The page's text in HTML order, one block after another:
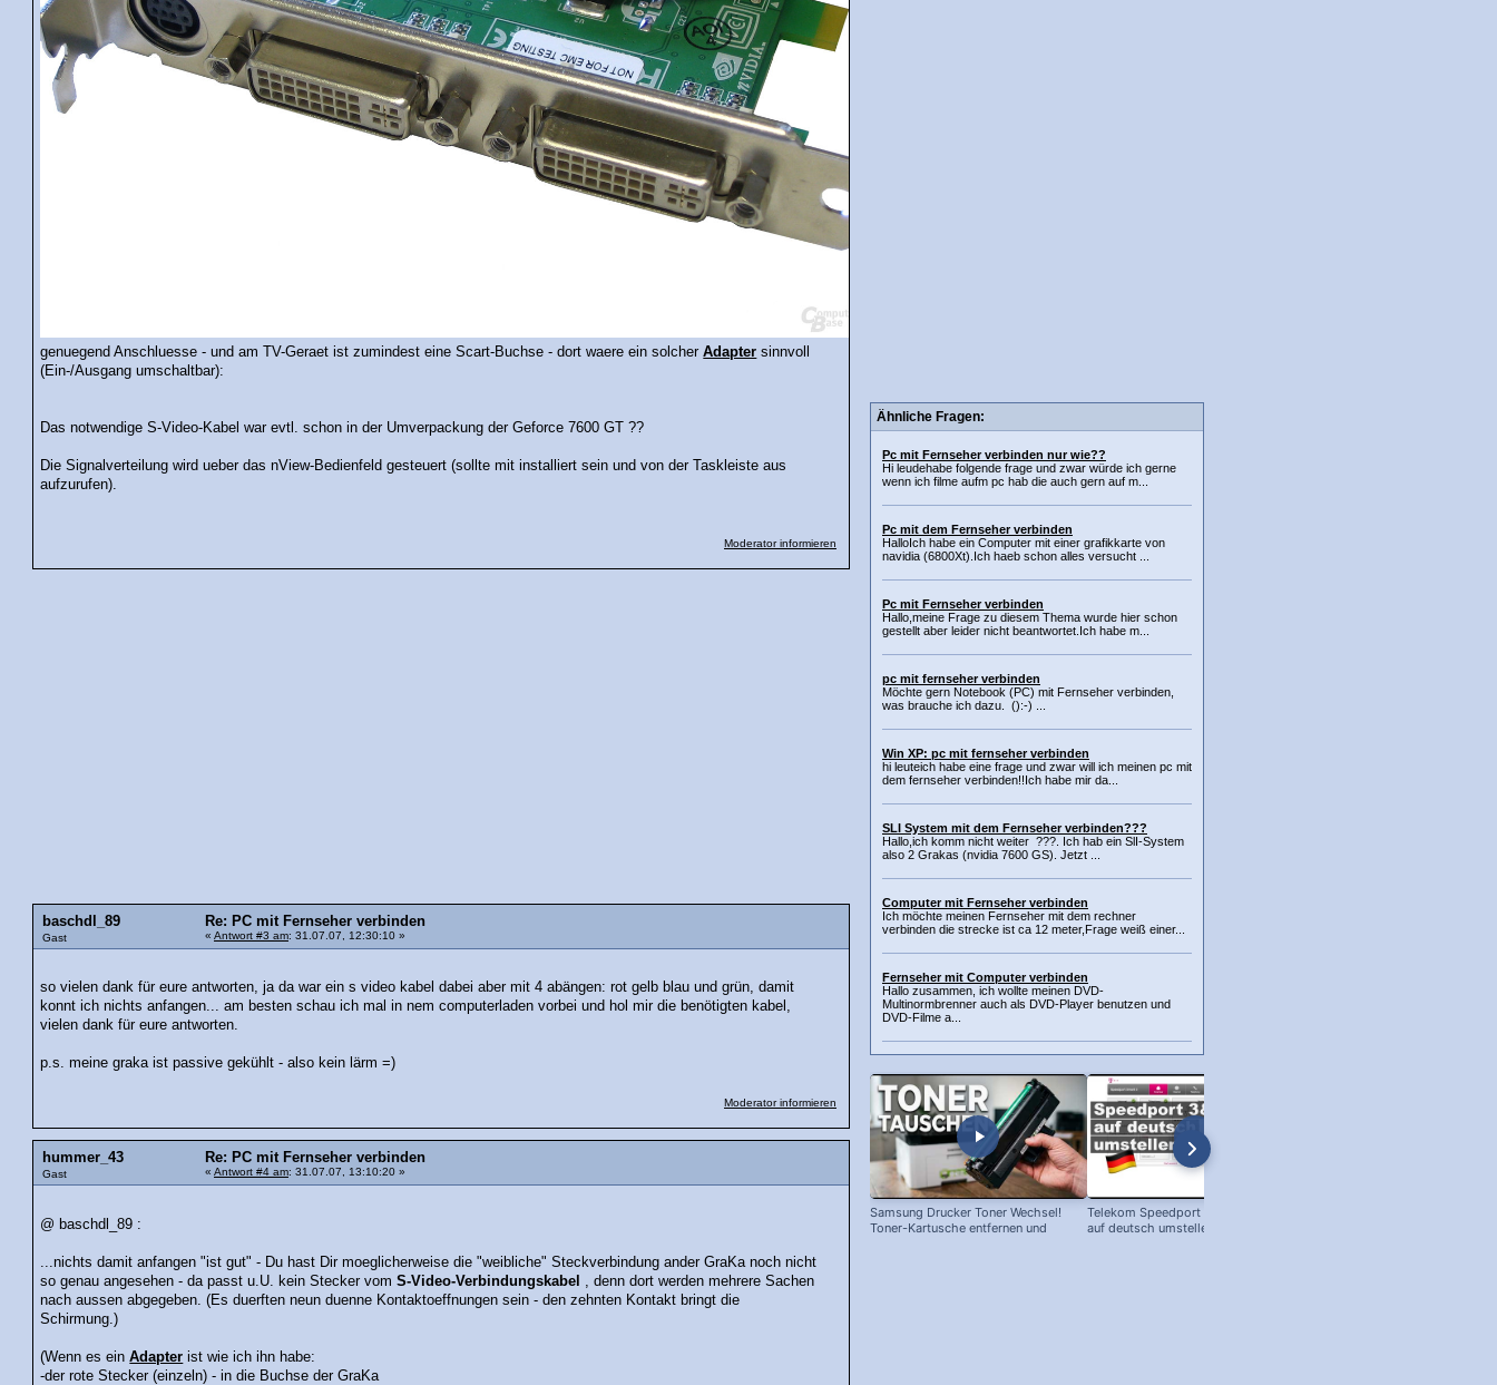
genuegend Anschluesse - und am TV-Geraet ist zumindest eine Scart-Buchse - dort waere ein solcherAdapter sinnvoll
(Ein-/Ausgang umschaltbar):
Das notwendige S-Video-Kabel war evtl. schon in der Umverpackung der Geforce 7600 GT ??
Die Signalverteilung wird ueber das nView-Bedienfeld gesteuert (sollte mit installiert sein und von der Taskleiste aus
aufzurufen).
Moderator informieren
baschdl_89
Gast
Re: PC mit Fernseher verbinden
« Antwort #3 am: 31.07.07, 12:30:10 »
so vielen dank für eure antworten, ja da war ein s video kabel dabei aber mit 4 abängen: rot gelb blau und grün, damit
konnt ich nichts anfangen... am besten schau ich mal in nem computerladen vorbei und hol mir die benötigten kabel,
vielen dank für eure antworten.
p.s. meine graka ist passive gekühlt - also kein lärm =)
Moderator informieren
hummer_43
Gast
Re: PC mit Fernseher verbinden
« Antwort #4 am: 31.07.07, 13:10:20 »
@ baschdl_89 :
...nichts damit anfangen "ist gut" - Du hast Dir moeglicherweise die "weibliche" Steckverbindung ander GraKa noch nicht
so genau angesehen - da passt u.U. kein Stecker vomS-Video-Verbindungskabel
, denn dort werden mehrere Sachen
nach aussen abgegeben. (Es duerften neun duenne Kontaktoeffnungen sein - den zehnten Kontakt bringt die
Schirmung.)
(Wenn es einAdapter ist wie ich ihn habe:
-der rote Stecker (einzeln) - in die Buchse der GraKa
Ähnliche Fragen:
Pc mit Fernseher verbinden nur wie??
Hi leudehabe folgende frage und zwar würde ich gerne
wenn ich filme aufm pc hab die auch gern auf m...
Pc mit dem Fernseher verbinden
HalloIch habe ein Computer mit einer grafikkarte von
navidia (6800Xt).Ich haeb schon alles versucht ...
Pc mit Fernseher verbinden
Hallo,meine Frage zu diesem Thema wurde hier schon
gestellt aber leider nicht beantwortet.Ich habe m...
pc mit fernseher verbinden
Möchte gern Notebook (PC) mit Fernseher verbinden,
was brauche ich dazu. ():-) ...
Win XP: pc mit fernseher verbinden
hi leuteich habe eine frage und zwar will ich meinen pc mit
dem fernseher verbinden!!Ich habe mir da...
SLI System mit dem Fernseher verbinden???
Hallo,ich komm nicht weiter ???. Ich hab ein SlI-System
also 2 Grakas (nvidia 7600 GS). Jetzt ...
Computer mit Fernseher verbinden
Ich möchte meinen Fernseher mit dem rechner
verbinden die strecke ist ca 12 meter,Frage weiß einer...
Fernseher mit Computer verbinden
Hallo zusammen, ich wollte meinen DVD-
Multinormbrenner auch als DVD-Player benutzen und
DVD-Filme a...
Samsung Drucker Toner Wechsel!
Toner-Kartusche entfernen und
Telekom Speedport Router: Sprache
auf deutsch umstellen!